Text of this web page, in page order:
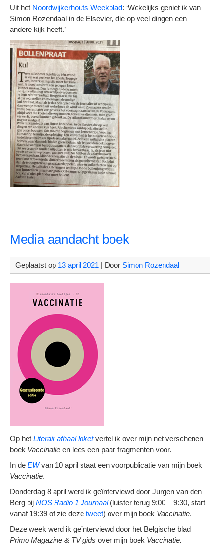
Uit het Noordwijkerhouts Weekblad: ‘Wekelijks geniet ik van
Simon Rozendaal in de Elsevier, die op veel dingen een
andere kijk heeft.’
Media aandacht boek
Geplaatst op 13 april 2021 | Door Simon Rozendaal
Op het Literair afhaal loketvertel ik over mijn net verschenen
boek Vaccinatie en lees een paar fragmenten voor.
In de EWvan 10 april staat een voorpublicatie van mijn boek
Vaccinatie.
Donderdag 8 april werd ik geïnterviewd door Jurgen van den
Berg bij NOS Radio 1 Journaal(luister terug 9:00 – 9:30, start
vanaf 19:39 of zie deze tweet) over mijn boek Vaccinatie.
Deze week werd ik geïnterviewd door het Belgische blad
Primo Magazine & TV gids over mijn boek Vaccinatie.